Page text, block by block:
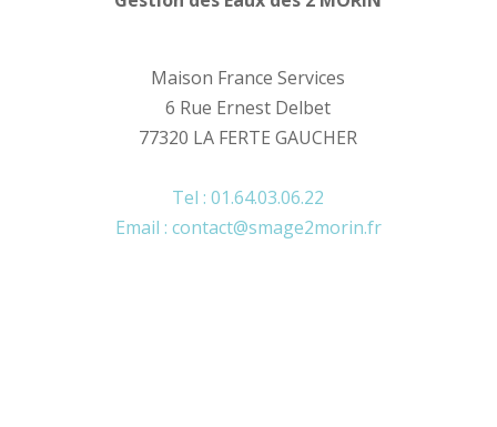
Maison France Services
6 Rue Ernest Delbet
77320 LA FERTE GAUCHER
Tel : 01.64.03.06.22
Email : contact@smage2morin.fr